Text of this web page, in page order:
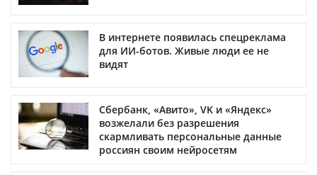
В интернете появилась спецреклама
для ИИ-ботов. Живые люди ее не
видят
Сбербанк, «Авито», VK и «Яндекс»
возжелали без разрешения
скармливать персональные данные
россиян своим нейросетям